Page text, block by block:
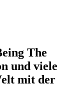
The
und viele
mit der